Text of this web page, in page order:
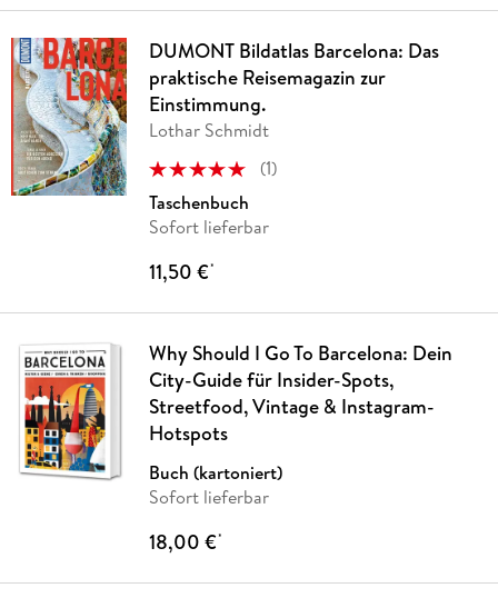
DUMONT Bildatlas Barcelona: Das
praktische Reisemagazin zur
Einstimmung.
Lothar Schmidt
(1)
Taschenbuch
Sofort lieferbar
11,50 €*
Why Should I Go To Barcelona: Dein
City-Guide für Insider-Spots,
Streetfood, Vintage & Instagram-
Hotspots
Buch (kartoniert)
Sofort lieferbar
18,00 €*